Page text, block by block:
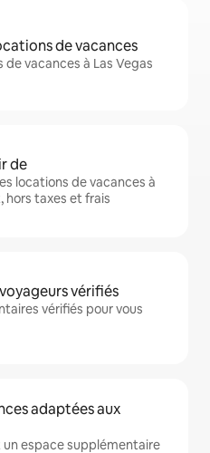
de vacances
de vacances à Las Vegas
de
locations de vacances à
hors taxes et frais
vérifiés
vérifiés pour vous
adaptées aux
espace supplémentaire